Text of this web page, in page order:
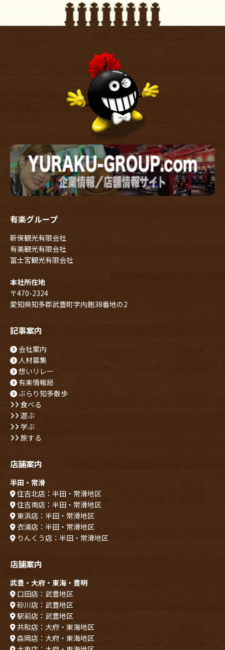
有楽グループ
新保観光有限会社
有美観光有限会社
冨士宮観光有限会社
本社所在地
〒470-2324
愛知県知多郡武豊町字内鉋38番地の2
記事案内
会社案内
人材募集
想いリレー
有楽情報局
ぶらり知多散歩
食べる
遊ぶ
学ぶ
旅する
店舗案内
半田・常滑
住吉北店：半田・常滑地区
住吉南店：半田・常滑地区
東浜店：半田・常滑地区
衣浦店：半田・常滑地区
りんくう店：半田・常滑地区
店舗案内
武豊・大府・東海・豊明
口田店：武豊地区
砂川店：武豊地区
駅前店：武豊地区
共和店：大府・東海地区
森岡店：大府・東海地区